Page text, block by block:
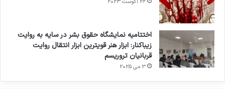
اختتامیه نمایشگاه حقوق بشر در سایه به روایت
زیباکنار: ابزار هنر قویترین ابزار انتقال روایت
قربانیان تروریسم
3 می 2025